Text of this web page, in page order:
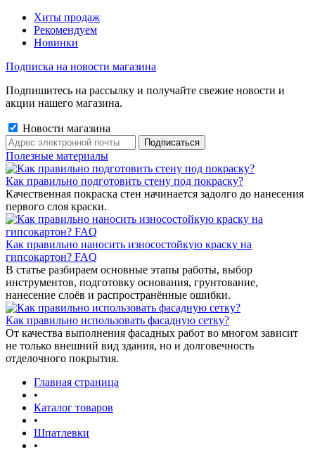
Хиты продаж
Рекомендуем
Новинки
Подписка на новости магазина
Подпишитесь на рассылку и получайте свежие новости и
акции нашего магазина.
Новости магазина
Полезные материалы
Как правильно подготовить стену под покраску?
Качественная покраска стен начинается задолго до нанесения
первого слоя краски.
Как правильно наносить износостойкую краску на
гипсокартон? FAQ
В статье разбираем основные этапы работы, выбор
инструментов, подготовку основания, грунтование,
нанесение слоёв и распространённые ошибки.
Как правильно использовать фасадную сетку?
От качества выполнения фасадных работ во многом зависит
не только внешний вид здания, но и долговечность
отделочного покрытия.
Главная страница
•
Каталог товаров
•
Шпатлевки
•